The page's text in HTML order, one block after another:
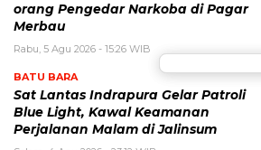
orang Pengedar Narkoba di Pagar
Merbau
Rabu, 5 Agu 2026 - 15:26 WIB
BATU BARA
Sat Lantas Indrapura Gelar Patroli
Blue Light, Kawal Keamanan
Perjalanan Malam di Jalinsum